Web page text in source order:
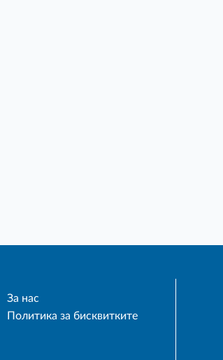
За нас
Политика за бисквитките